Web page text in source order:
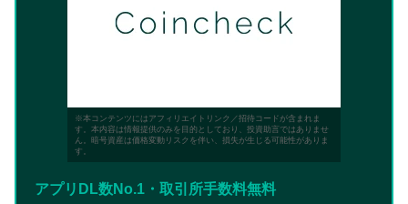
※本コンテンツにはアフィリエイトリンク／招待コードが含まれま
す。本内容は情報提供のみを目的としており、投資助言ではありませ
ん。暗号資産は価格変動リスクを伴い、損失が生じる可能性がありま
す。
アプリDL数No.1・取引所手数料無料